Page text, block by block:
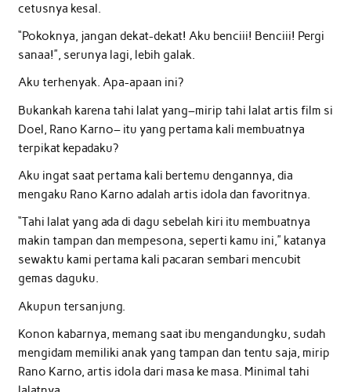
cetusnya kesal.
“Pokoknya, jangan dekat-dekat! Aku benciii! Benciii! Pergi
sanaa!”, serunya lagi, lebih galak.
Aku terhenyak. Apa-apaan ini?
Bukankah karena tahi lalat yang–mirip tahi lalat artis film si
Doel, Rano Karno– itu yang pertama kali membuatnya
terpikat kepadaku?
Aku ingat saat pertama kali bertemu dengannya, dia
mengaku Rano Karno adalah artis idola dan favoritnya.
“Tahi lalat yang ada di dagu sebelah kiri itu membuatnya
makin tampan dan mempesona, seperti kamu ini,” katanya
sewaktu kami pertama kali pacaran sembari mencubit
gemas daguku.
Akupun tersanjung.
Konon kabarnya, memang saat ibu mengandungku, sudah
mengidam memiliki anak yang tampan dan tentu saja, mirip
Rano Karno, artis idola dari masa ke masa. Minimal tahi